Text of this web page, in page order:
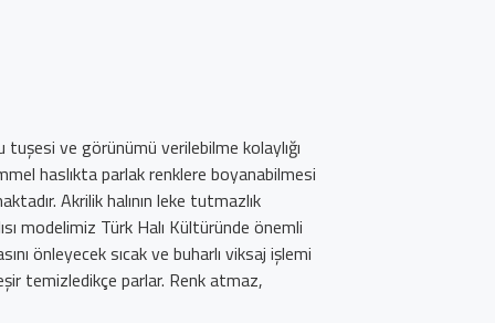
ve görünümü verilebilme kolaylığı
haslıkta parlak renklere boyanabilmesi
Akrilik halının leke tutmazlık
modelimiz Türk Halı Kültüründe önemli
önleyecek sıcak ve buharlı viksaj işlemi
temizledikçe parlar. Renk atmaz,